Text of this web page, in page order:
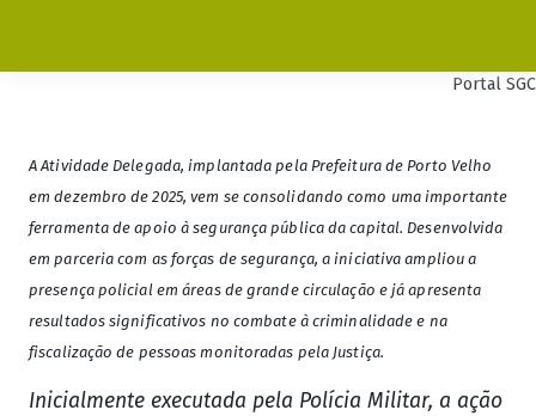
Portal SGC
A Atividade Delegada, implantada pela Prefeitura de Porto Velho
em dezembro de 2025, vem se consolidando como uma importante
ferramenta de apoio à segurança pública da capital. Desenvolvida
em parceria com as forças de segurança, a iniciativa ampliou a
presença policial em áreas de grande circulação e já apresenta
resultados significativos no combate à criminalidade e na
fiscalização de pessoas monitoradas pela Justiça.
Inicialmente executada pela Polícia Militar, a ação